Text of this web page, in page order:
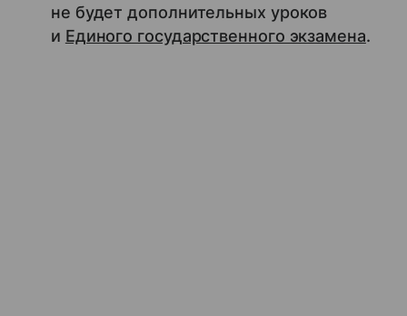
не будет дополнительных уроков
и Единого государственного экзамена.